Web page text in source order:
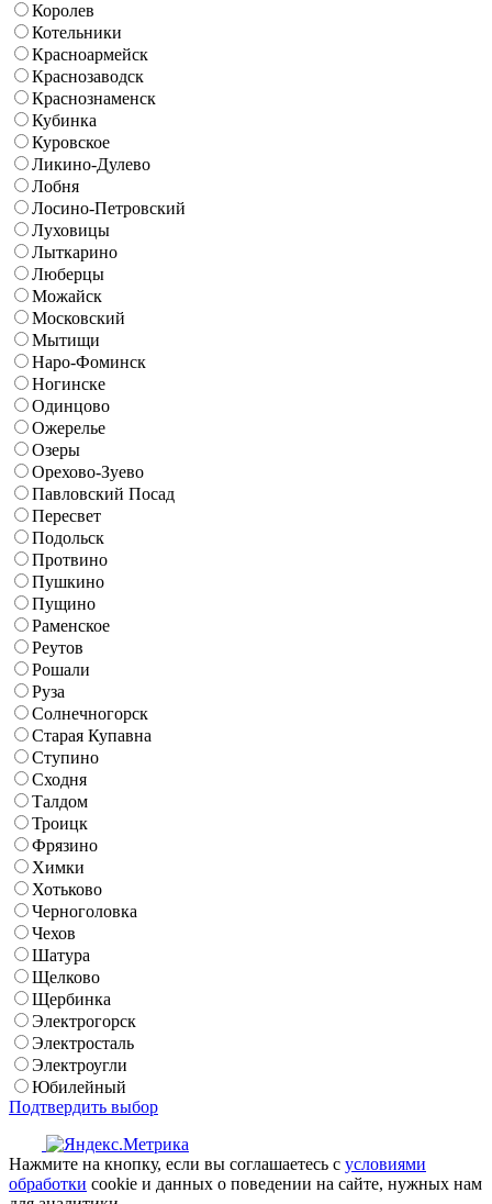
Королев
Котельники
Красноармейск
Краснозаводск
Краснознаменск
Кубинка
Куровское
Ликино-Дулево
Лобня
Лосино-Петровский
Луховицы
Лыткарино
Люберцы
Можайск
Московский
Мытищи
Наро-Фоминск
Ногинске
Одинцово
Ожерелье
Озеры
Орехово-Зуево
Павловский Посад
Пересвет
Подольск
Протвино
Пушкино
Пущино
Раменское
Реутов
Рошали
Руза
Солнечногорск
Старая Купавна
Ступино
Сходня
Талдом
Троицк
Фрязино
Химки
Хотьково
Черноголовка
Чехов
Шатура
Щелково
Щербинка
Электрогорск
Электросталь
Электроугли
Юбилейный
Подтвердить выбор
Нажмите на кнопку, если вы соглашаетесь с условиями
обработки cookie и данных о поведении на сайте, нужных нам